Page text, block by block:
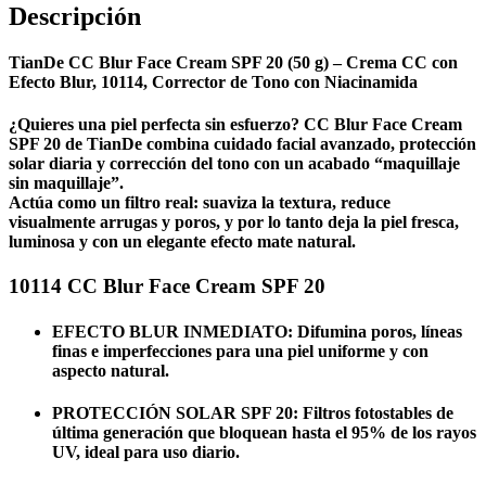
Descripción
TianDe CC Blur Face Cream SPF 20 (50 g) – Crema CC con
Efecto Blur, 10114, Corrector de Tono con Niacinamida
¿Quieres una piel perfecta sin esfuerzo? CC Blur Face Cream
SPF 20 de TianDe combina cuidado facial avanzado, protección
solar diaria y corrección del tono con un acabado “maquillaje
sin maquillaje”.
Actúa como un filtro real: suaviza la textura, reduce
visualmente arrugas y poros, y por lo tanto deja la piel fresca,
luminosa y con un elegante efecto mate natural.
10114 CC Blur Face Cream SPF 20
EFECTO BLUR INMEDIATO: Difumina poros, líneas
finas e imperfecciones para una piel uniforme y con
aspecto natural.
PROTECCIÓN SOLAR SPF 20: Filtros fotostables de
última generación que bloquean hasta el 95% de los rayos
UV, ideal para uso diario.